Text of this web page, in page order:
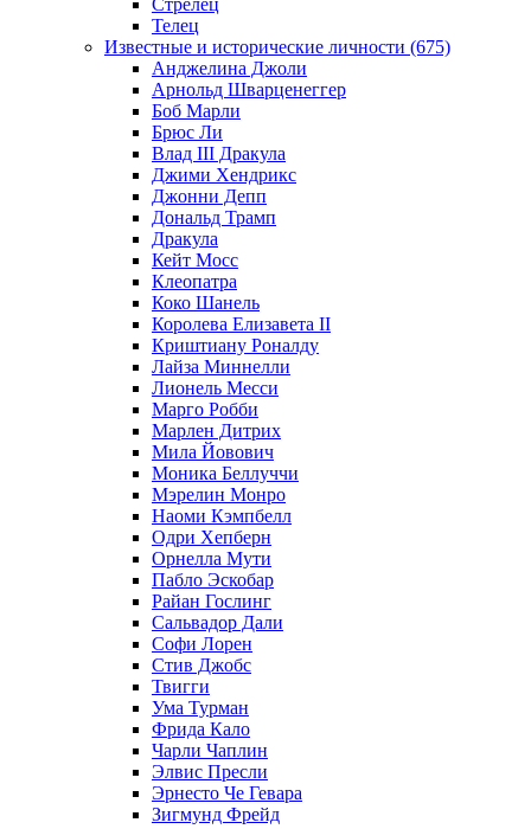
Стрелец
Телец
Известные и исторические личности (675)
Анджелина Джоли
Арнольд Шварценеггер
Боб Марли
Брюс Ли
Влад III Дракула
Джими Хендрикс
Джонни Депп
Дональд Трамп
Дракула
Кейт Мосс
Клеопатра
Коко Шанель
Королева Елизавета II
Криштиану Роналду
Лайза Миннелли
Лионель Месси
Марго Робби
Марлен Дитрих
Мила Йовович
Моника Беллуччи
Мэрелин Монро
Наоми Кэмпбелл
Одри Хепберн
Орнелла Мути
Пабло Эскобар
Райан Гослинг
Сальвадор Дали
Софи Лорен
Стив Джобс
Твигги
Ума Турман
Фрида Кало
Чарли Чаплин
Элвис Пресли
Эрнесто Че Гевара
Зигмунд Фрейд